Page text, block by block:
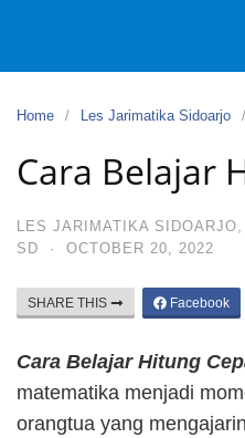
Home Les Jarimatika Sidoarjo
Cara Belajar
LES JARIMATIKA SIDOARJO,
SD
· OCTOBER 20, 2022
SHARE THIS Facebook
Cara Belajar Hitung
matematika menjadi
orangtua yang